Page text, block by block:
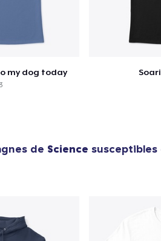
my dog today
de Science susceptibles